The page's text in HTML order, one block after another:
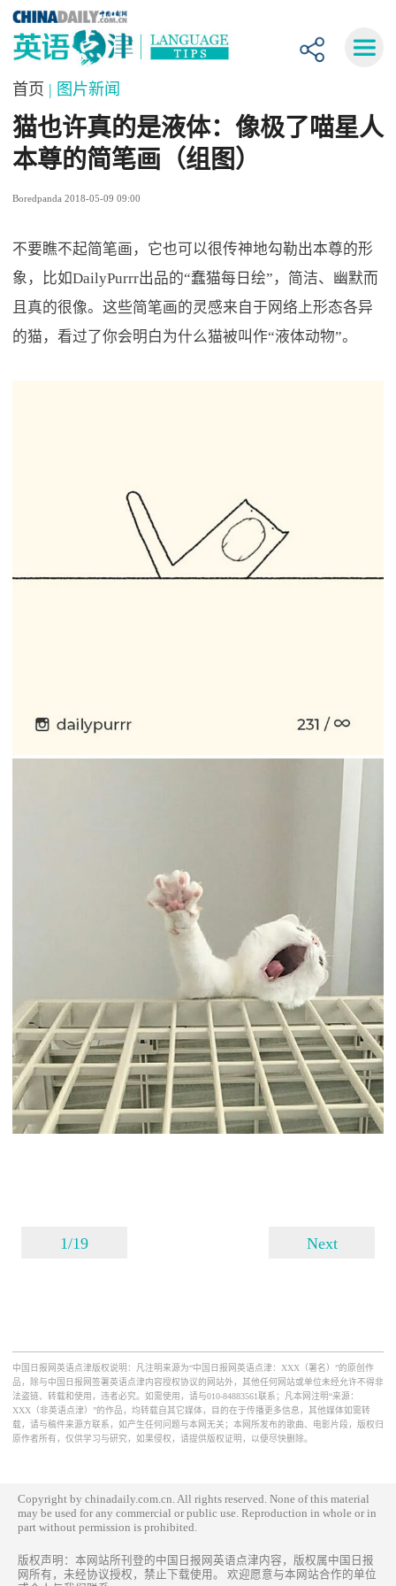
首页 | 图片新闻
猫也许真的是液体：像极了喵星人
本尊的简笔画（组图）
Boredpanda 2018-05-09 09:00
不要瞧不起简笔画，它也可以很传神地勾勒出本尊的形
象，比如DailyPurrr出品的“蠢猫每日绘”，简洁、幽默而
且真的很像。这些简笔画的灵感来自于网络上形态各异
的猫，看过了你会明白为什么猫被叫作“液体动物”。
1/19 Next
中国日报网英语点津版权说明：凡注明来源为“中国日报网英语点津：XXX（署名）”的原创作
品，除与中国日报网签署英语点津内容授权协议的网站外，其他任何网站或单位未经允许不得非
法盗链、转载和使用，违者必究。如需使用，请与010-84883561联系；凡本网注明“来源：
XXX（非英语点津）”的作品，均转载自其它媒体，目的在于传播更多信息，其他媒体如需转
载，请与稿件来源方联系，如产生任何问题与本网无关；本网所发布的歌曲、电影片段，版权归
原作者所有，仅供学习与研究，如果侵权，请提供版权证明，以便尽快删除。
Copyright by chinadaily.com.cn. All rights reserved. None of this material
may be used for any commercial or public use. Reproduction in whole or in
part without permission is prohibited.
版权声明：本网站所刊登的中国日报网英语点津内容，版权属中国日报
网所有，未经协议授权，禁止下载使用。 欢迎愿意与本网站合作的单位